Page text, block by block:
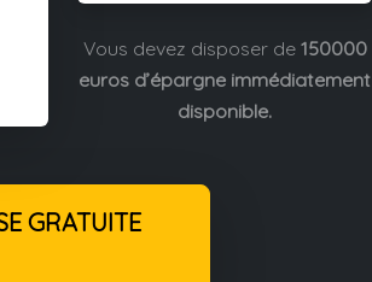
Vous devez disposer de 150000
euros d’épargne immédiatement
disponible.
GRATUITE